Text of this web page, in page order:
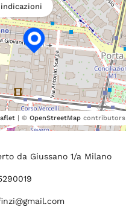
| © OpenStreetMapcontributors
da Giussano 1/a Milano